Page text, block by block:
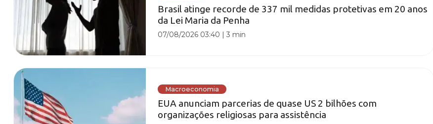
Brasil atinge recorde de 337 mil medidas protetivas em 20 anos
da Lei Maria da Penha
07/08/2026 03:40 |3 min
Macroeconomia
EUA anunciam parcerias de quase US 2 bilhões com
organizações religiosas para assistência